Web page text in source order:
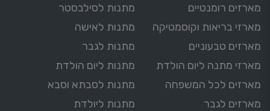
מארזים רומנטיים
מארזי בריאות וקוסמטיקה
מארזים טבעוניים
מארזי מתנה ליום הולדת
מארזים לכל המשפחה
מארזים לגבר
מתנות לסילבסטר
מתנות לאישה
מתנות לגבר
מתנות ליום הולדת
מתנות לסבתא וסבא
מתנות ליולדת